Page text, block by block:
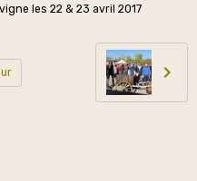
les 22 & 23 avril 2017